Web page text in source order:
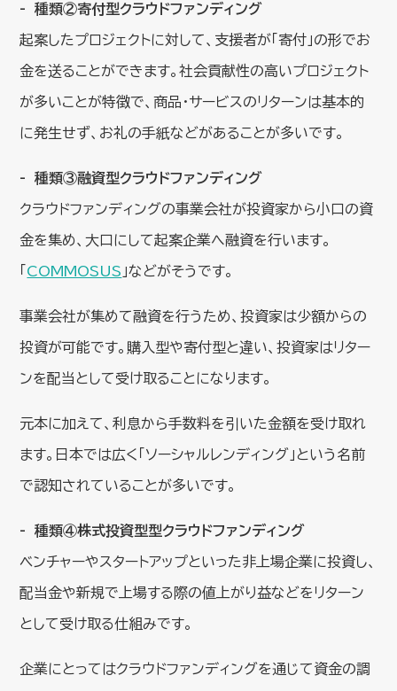
種類②寄付型クラウドファンディング
起案したプロジェクトに対して、支援者が「寄付」の形でお
金を送ることができます。社会貢献性の高いプロジェクト
が多いことが特徴で、商品・サービスのリターンは基本的
に発生せず、お礼の手紙などがあることが多いです。
種類③融資型クラウドファンディング
クラウドファンディングの事業会社が投資家から小口の資
金を集め、大口にして起案企業へ融資を行います。
COMMOSUS 」などがそうです。
事業会社が集めて融資を行うため、投資家は少額からの
投資が可能です。購入型や寄付型と違い、投資家はリター
ンを配当として受け取ることになります。
元本に加えて、利息から手数料を引いた金額を受け取れ
ます。日本では広く「ソーシャルレンディング」という名前
で認知されていることが多いです。
種類④株式投資型型クラウドファンディング
ベンチャーやスタートアップといった非上場企業に投資し、
配当金や新規で上場する際の値上がり益などをリターン
として受け取る仕組みです。
企業にとってはクラウドファンディングを通じて資金の調